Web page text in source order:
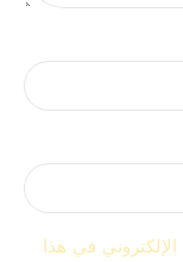
في هذا